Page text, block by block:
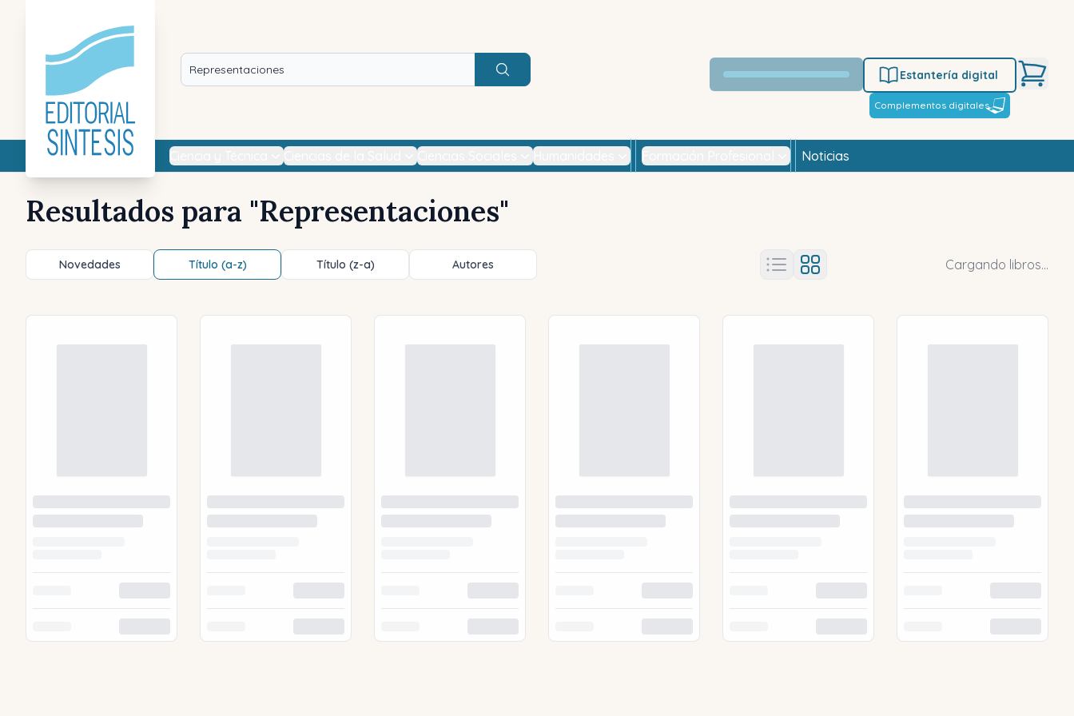
Buscar
Estantería digital
Complementos digitales
Noticias
Resultados para "Representaciones"
Novedades Título (a-z) Título (z-a) Autores Cargando libros...